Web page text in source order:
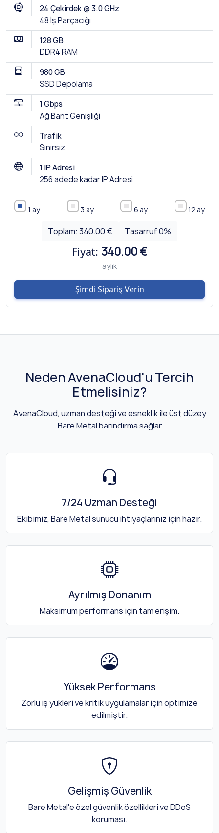
24 Çekirdek @ 3.0 GHz
48 İş Parçacığı
128 GB
DDR4 RAM
980 GB
SSD Depolama
1 Gbps
Ağ Bant Genişliği
Trafik
Sınırsız
1 IP Adresi
256 adede kadar IP Adresi
1 ay 3 ay 6 ay 12 ay
Toplam: 340.00 € Tasarruf0%
Fiyat: 340.00 €
aylık
Şimdi Sipariş Verin
Neden AvenaCloud'u Tercih
Etmelisiniz?
AvenaCloud, uzman desteği ve esneklik ile üst düzey
Bare Metal barındırma sağlar
7/24 Uzman Desteği
Ekibimiz, Bare Metal sunucu ihtiyaçlarınız için hazır.
Ayrılmış Donanım
Maksimum performans için tam erişim.
Yüksek Performans
Zorlu iş yükleri ve kritik uygulamalar için optimize
edilmiştir.
Gelişmiş Güvenlik
Bare Metal'e özel güvenlik özellikleri ve DDoS
koruması.